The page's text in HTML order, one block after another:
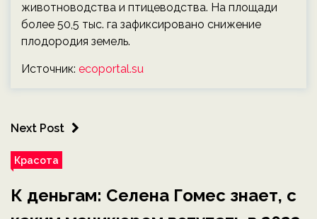
животноводства и птицеводства. На площади
более 50,5 тыс. га зафиксировано снижение
плодородия земель.
Источник: ecoportal.su
Next Post
Красота
К деньгам: Селена Гомес знает, с